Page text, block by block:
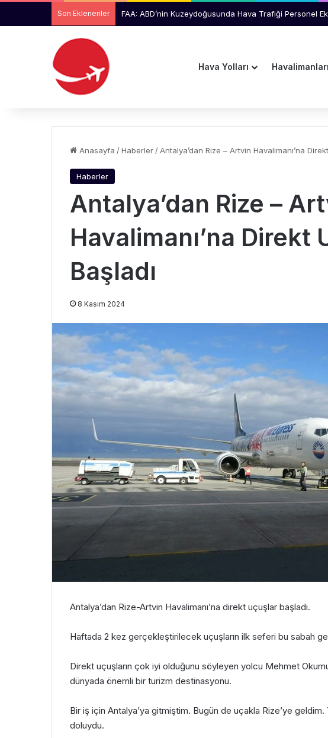
Son Eklenenler Ankara Ticaret Odası Başkanı Baran, THY Yönetimini
Hava Yolları Havalimanları
Anasayfa /Haberler /Antalya’dan Rize – Artvin Havalimanı’na
Haberler
Antalya’dan Rize –
Havalimanı’na Direkt
Başladı
8 Kasım 2024
Antalya’dan Rize-Artvin Havalimanı’na direkt uçuşlar başladı.
Haftada 2 kez gerçekleştirilecek uçuşların ilk seferi bu sabah
Direkt uçuşların çok iyi olduğunu söyleyen yolcu Mehmet
dünyada önemli bir turizm destinasyonu.
Bir iş için Antalya’ya gitmiştim. Bugün de uçakla Rize’ye
doluydu.